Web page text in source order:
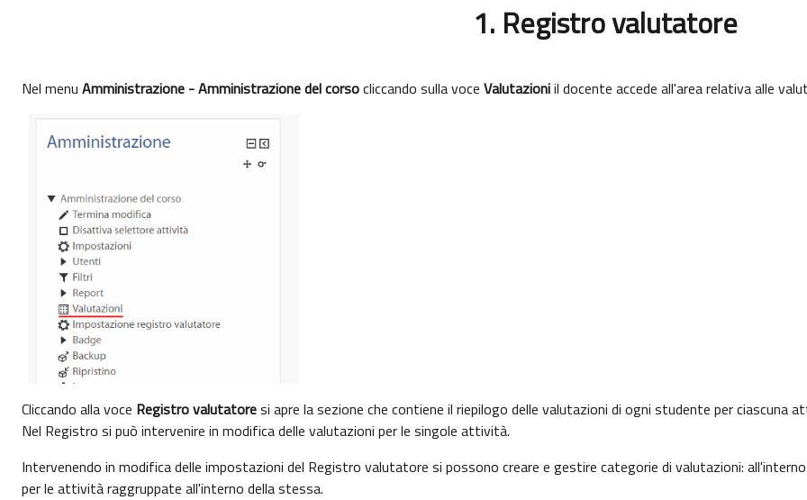
1. Registro valutatore
Nel menu Amministrazione - Amministrazione del corsocliccando sulla voce Valutazioniil docente accede all'area relativa alle
Cliccando alla voce Registro valutatoresi apre la sezione che contiene il riepilogo delle valutazioni di ogni studente per ciascuna
Nel Registro si può intervenire in modifica delle valutazioni per le singole attività.
Intervenendo in modifica delle impostazioni del Registro valutatore si possono creare e gestire categorie di valutazioni:
per le attività raggruppate all'interno della stessa.